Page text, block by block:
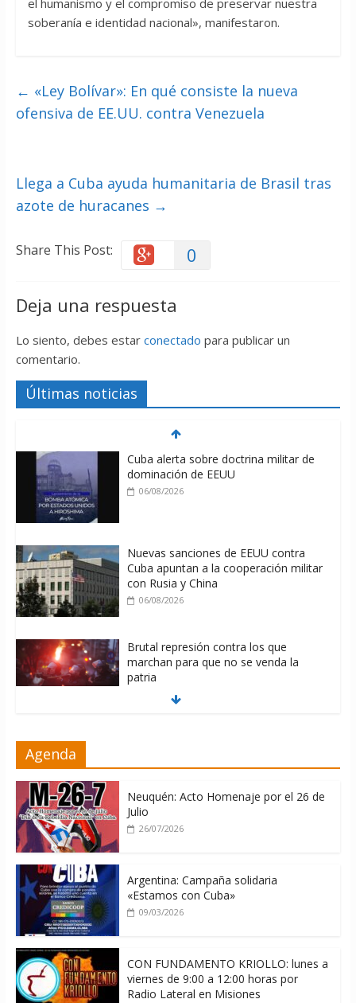
el humanismo y el compromiso de preservar nuestra
soberanía e identidad nacional», manifestaron.
← «Ley Bolívar»: En qué consiste la nueva
ofensiva de EE.UU. contra Venezuela
Llega a Cuba ayuda humanitaria de Brasil tras
azote de huracanes →
Share This Post: 0
Deja una respuesta
Lo siento, debes estar conectado para publicar un
comentario.
Últimas noticias
Cuba alerta sobre doctrina militar de
dominación de EEUU
06/08/2026
Nuevas sanciones de EEUU contra
Cuba apuntan a la cooperación militar
con Rusia y China
06/08/2026
Brutal represión contra los que
marchan para que no se venda la
patria
06/08/2026
06/08/2026
Agenda
Neuquén: Acto Homenaje por el 26 de
Julio
26/07/2026
Argentina: Campaña solidaria
«Estamos con Cuba»
09/03/2026
CON FUNDAMENTO KRIOLLO: lunes a
viernes de 9:00 a 12:00 horas por
Radio Lateral en Misiones